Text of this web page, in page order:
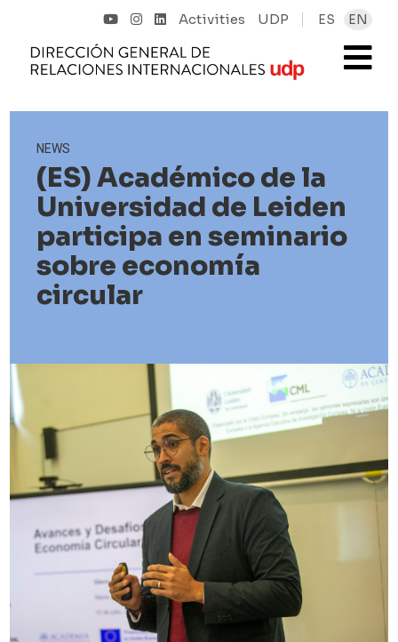
Activities UDP ES EN
NEWS
(ES) Académico de la
Universidad de Leiden
participa en seminario
sobre economía
circular